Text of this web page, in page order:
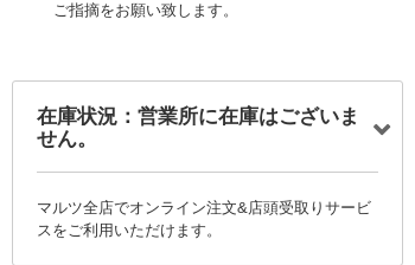
ご指摘をお願い致します。
在庫状況：営業所に在庫はございま
せん。
マルツ全店でオンライン注文&店頭受取りサービ
スをご利用いただけます。